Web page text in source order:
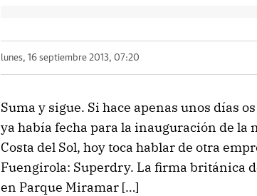
lunes, 16 septiembre 2013, 07:20
Suma y sigue. Si hace apenas unos días
ya había fecha para la inauguración de la
Costa del Sol, hoy toca hablar de otra
Fuengirola: Superdry. La firma británica
en Parque Miramar […]